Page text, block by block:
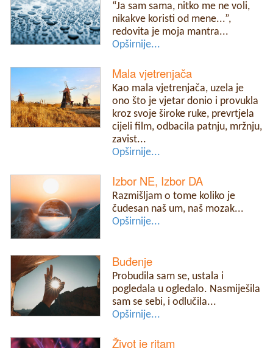
“Ja sam sama, nitko me ne voli,
nikakve koristi od mene...”,
redovita je moja mantra...
Opširnije...
Mala vjetrenjača
Kao mala vjetrenjača, uzela je
ono što je vjetar donio i provukla
kroz svoje široke ruke, prevrtjela
cijeli film, odbacila patnju, mržnju,
zavist...
Opširnije...
Izbor NE, Izbor DA
Razmišljam o tome koliko je
čudesan naš um, naš mozak...
Opširnije...
Buđenje
Probudila sam se, ustala i
pogledala u ogledalo. Nasmiješila
sam se sebi, i odlučila...
Opširnije...
Život je ritam